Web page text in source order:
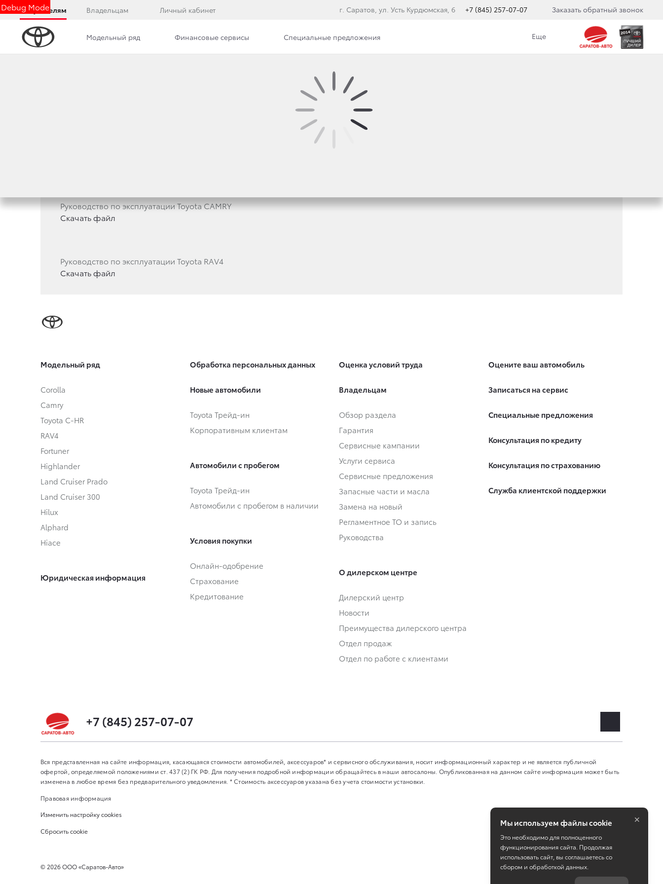
Debug Mode
Покупателям Владельцам Личный кабинет г. Саратов, ул. Усть Курдюмская, 6 +7 (845) 257-07-07 Заказать обратный звонок
Модельный ряд Финансовые сервисы Специальные предложения Еще
РУКОВОДСТВО ПО ЭКСПЛУАТАЦИИ
Руководство по эксплуатации Toyota CAMRY
Скачать файл
Руководство по эксплуатации Toyota RAV4
Скачать файл
Модельный ряд
Corolla
Camry
Toyota C-HR
RAV4
Fortuner
Highlander
Land Cruiser Prado
Land Cruiser 300
Hilux
Alphard
Hiace
Юридическая информация
Обработка персональных данных
Новые автомобили
Toyota Трейд-ин
Корпоративным клиентам
Автомобили с пробегом
Toyota Трейд-ин
Автомобили с пробегом в наличии
Условия покупки
Онлайн-одобрение
Страхование
Кредитование
Оценка условий труда
Владельцам
Обзор раздела
Гарантия
Сервисные кампании
Услуги сервиса
Сервисные предложения
Запасные части и масла
Замена на новый
Регламентное ТО и запись
Руководства
О дилерском центре
Дилерский центр
Новости
Преимущества дилерского центра
Отдел продаж
Отдел по работе с клиентами
Оцените ваш автомобиль
Записаться на сервис
Специальные предложения
Консультация по кредиту
Консультация по страхованию
Служба клиентской поддержки
+7 (845) 257-07-07
Вся представленная на сайте информация, касающаяся стоимости автомобилей, аксессуаров* и сервисного обслуживания, носит информационный характер и не является публичной
офертой, определяемой положениями ст. 437 (2) ГК РФ. Для получения подробной информации обращайтесь в наши автосалоны. Опубликованная на данном сайте информация может быть
изменена в любое время без предварительного уведомления. * Стоимость аксессуаров указана без учета стоимости установки.
Правовая информация
Изменить настройку cookies
Сбросить cookie
©2026ООО «Саратов-Авто» Работает на технологияхTradeDealer
Мы используем файлы cookie
Это необходимо для полноценного
функционирования сайта. Продолжая
использовать сайт, вы соглашаетесь со
сбором и обработкой данных.
×